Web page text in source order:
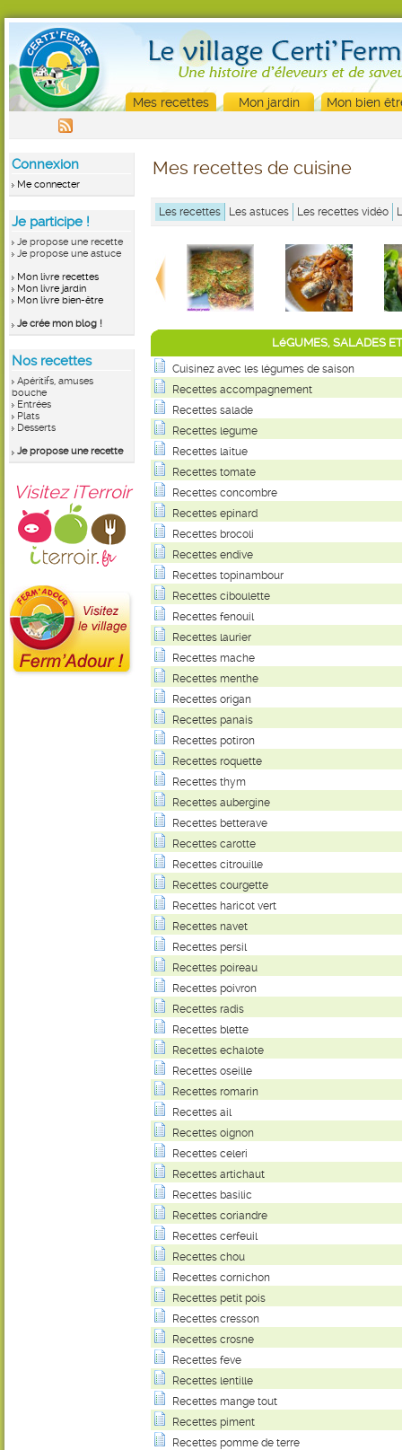
Mes recettes Mon jardin Mon bien
Connexion
Me connecter
Je participe !
Je propose une recette
Je propose une astuce
Mon livre recettes
Mon livre jardin
Mon livre bien-être
Je crée mon blog !
Nos recettes
Apéritifs, amuses
bouche
Entrées
Plats
Desserts
Je propose une recette
Visitez iTerroir
Mes recettes de cuisine
Les recettes Les astuces Les recettes vidéo
LéGUMES, SALADES
Cuisinez avec les légumes de saison
Recettes accompagnement
Recettes salade
Recettes legume
Recettes laitue
Recettes tomate
Recettes concombre
Recettes epinard
Recettes brocoli
Recettes endive
Recettes topinambour
Recettes ciboulette
Recettes fenouil
Recettes laurier
Recettes mache
Recettes menthe
Recettes origan
Recettes panais
Recettes potiron
Recettes roquette
Recettes thym
Recettes aubergine
Recettes betterave
Recettes carotte
Recettes citrouille
Recettes courgette
Recettes haricot vert
Recettes navet
Recettes persil
Recettes poireau
Recettes poivron
Recettes radis
Recettes blette
Recettes echalote
Recettes oseille
Recettes romarin
Recettes ail
Recettes oignon
Recettes celeri
Recettes artichaut
Recettes basilic
Recettes coriandre
Recettes cerfeuil
Recettes chou
Recettes cornichon
Recettes petit pois
Recettes cresson
Recettes crosne
Recettes feve
Recettes lentille
Recettes mange tout
Recettes piment
Recettes pomme de terre